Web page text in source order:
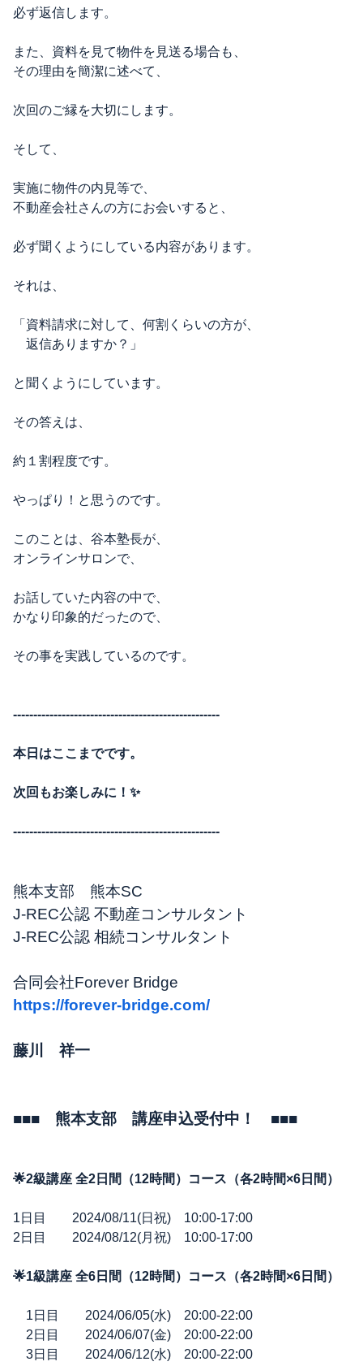
必ず返信します。
また、資料を見て物件を見送る場合も、
その理由を簡潔に述べて、
次回のご縁を大切にします。
そして、
実施に物件の内見等で、
不動産会社さんの方にお会いすると、
必ず聞くようにしている内容があります。
それは、
「資料請求に対して、何割くらいの方が、
返信ありますか？」
と聞くようにしています。
その答えは、
約１割程度です。
やっぱり！と思うのです。
このことは、谷本塾長が、
オンラインサロンで、
お話していた内容の中で、
かなり印象的だったので、
その事を実践しているのです。
---------------------------------------------------
本日はここまでです。
次回もお楽しみに！✨
---------------------------------------------------
熊本支部 熊本SC
J-REC公認 不動産コンサルタント
J-REC公認 相続コンサルタント
合同会社Forever Bridge
https://forever-bridge.com/
藤川 祥一
■■■ 熊本支部 講座申込受付中！ ■■■
🌟2級講座 全2日間（12時間）コース（各2時間×6日間）
1日目 2024/08/11(日祝) 10:00-17:00
2日目 2024/08/12(月祝) 10:00-17:00
🌟1級講座 全6日間（12時間）コース（各2時間×6日間）
1日目 2024/06/05(水) 20:00-22:00
2日目 2024/06/07(金) 20:00-22:00
3日目 2024/06/12(水) 20:00-22:00